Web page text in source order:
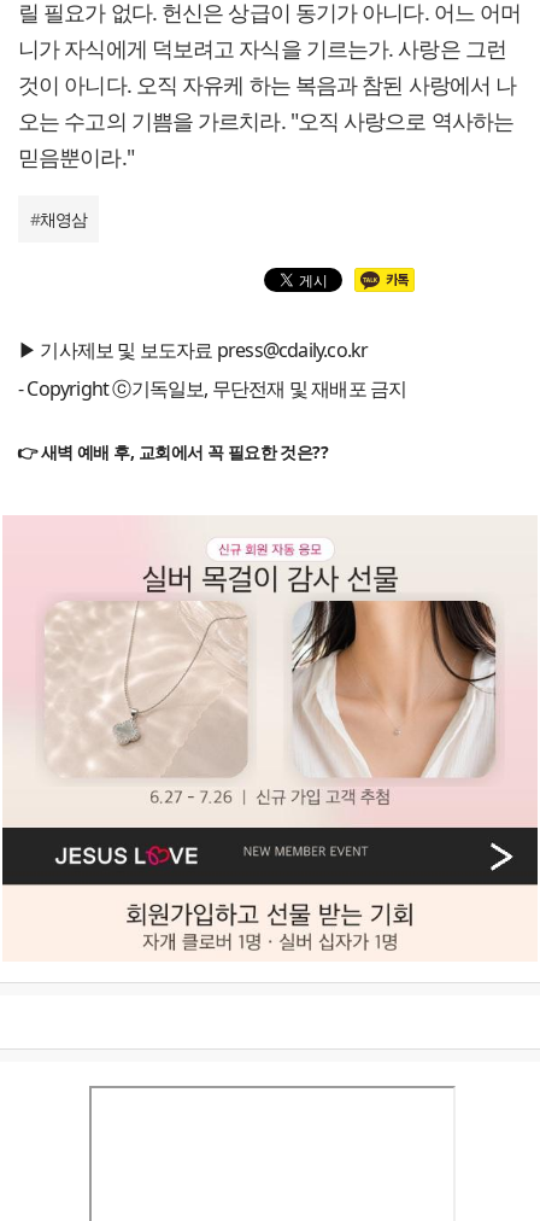
릴 필요가 없다. 헌신은 상급이 동기가 아니다. 어느 어머
니가 자식에게 덕보려고 자식을 기르는가. 사랑은 그런
것이 아니다. 오직 자유케 하는 복음과 참된 사랑에서 나
오는 수고의 기쁨을 가르치라. "오직 사랑으로 역사하는
믿음뿐이라."
#채영삼
▶ 기사제보 및 보도자료 press@cdaily.co.kr
- Copyright ⓒ기독일보, 무단전재 및 재배포 금지
👉 새벽 예배 후, 교회에서 꼭 필요한 것은??